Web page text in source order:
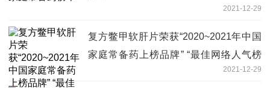
2021-12-29
复方鳖甲软肝片荣获“2020~2021年中国
家庭常备药上榜品牌” “最佳网络人气榜
2021-12-29